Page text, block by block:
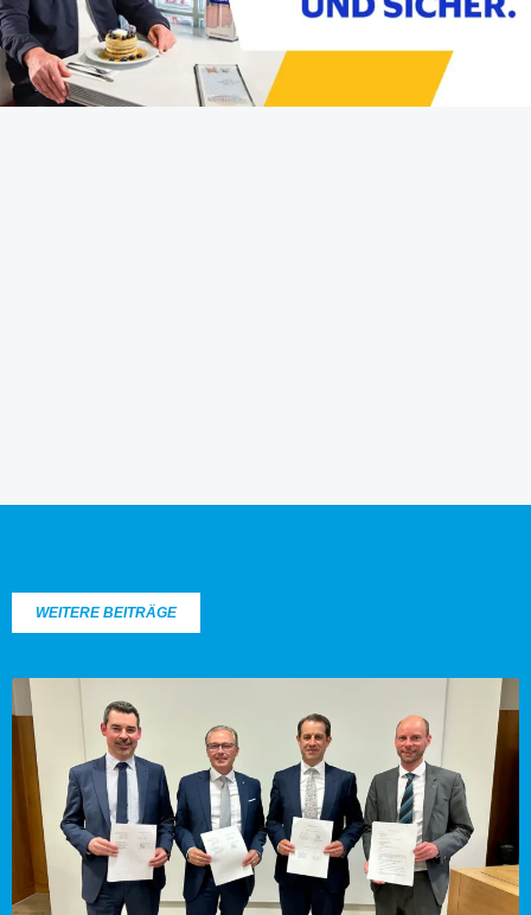
WEITERE BEITRÄGE